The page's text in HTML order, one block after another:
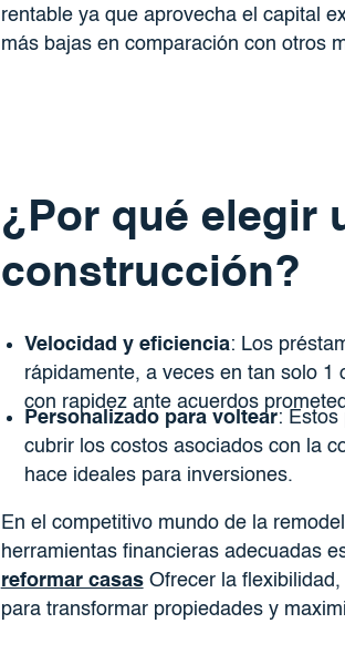
rentable ya que aprovecha el capital
más bajas en comparación con otros
¿Por qué elegir
construcción?
Velocidad y eficiencia: Los
rápidamente, a veces en tan solo
con rapidez ante acuerdos
Personalizado para voltear: Estos
cubrir los costos asociados con la
hace ideales para inversiones.
En el competitivo mundo de la
herramientas financieras adecuadas
reformar casasOfrecer la flexibilidad,
para transformar propiedades y